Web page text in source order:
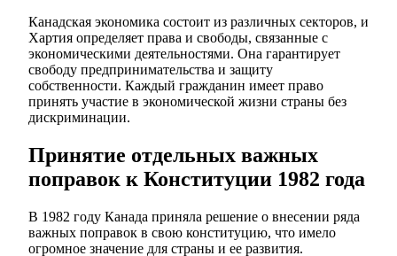
Канадская экономика состоит из различных секторов, и
Хартия определяет права и свободы, связанные с
экономическими деятельностями. Она гарантирует
свободу предпринимательства и защиту
собственности. Каждый гражданин имеет право
принять участие в экономической жизни страны без
дискриминации.
Принятие отдельных важных
поправок к Конституции 1982 года
В 1982 году Канада приняла решение о внесении ряда
важных поправок в свою конституцию, что имело
огромное значение для страны и ее развития.